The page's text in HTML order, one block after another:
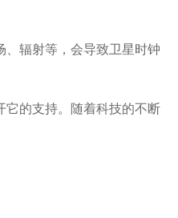
、辐射等，会导致卫星时钟
它的支持。随着科技的不断